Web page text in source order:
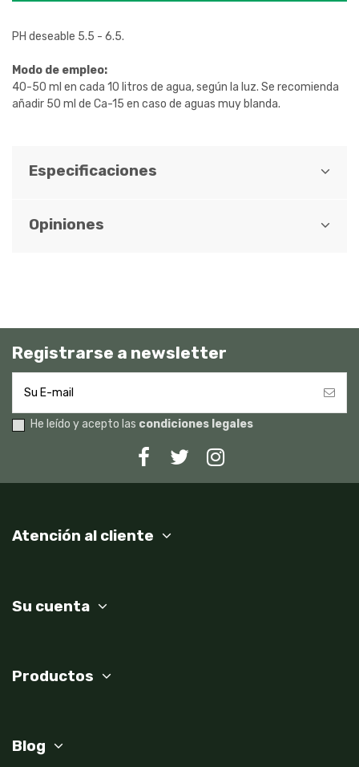
PH deseable 5.5 - 6.5.
Modo de empleo:
40-50 ml en cada 10 litros de agua, según la luz. Se recomienda
añadir 50 ml de Ca-15 en caso de aguas muy blanda.
Especificaciones
Opiniones
Registrarse a newsletter
He leído y acepto las condiciones legales
Atención al cliente
Su cuenta
Productos
Blog